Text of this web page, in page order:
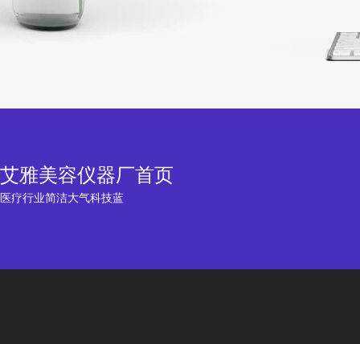
艾雅美容仪器厂首页
医疗行业简洁大气科技蓝